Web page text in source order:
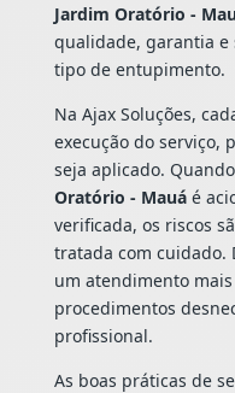
Jardim Oratório -
qualidade, garantia e
tipo de entupimento.
Na Ajax Soluções,
execução do serviço,
seja aplicado.
Oratório - Mauáé
verificada, os riscos
tratada com cuidado.
um atendimento
procedimentos
profissional.
As boas práticas de